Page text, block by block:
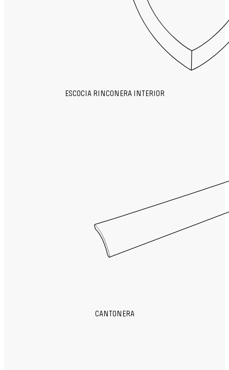
ESCOCIA RINCONERA INTERIOR
CANTONERA